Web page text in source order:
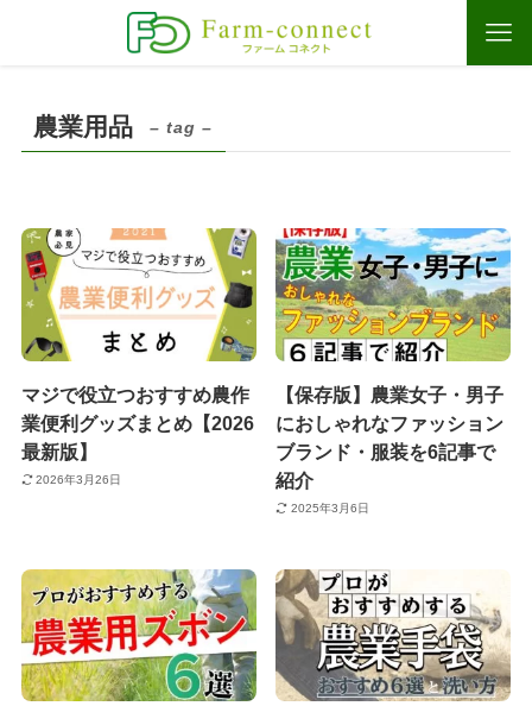
農業用品 – tag –
マジで役立つおすすめ農作
業便利グッズまとめ【2026
最新版】
2026年3月26日
【保存版】農業女子・男子
におしゃれなファッション
ブランド・服装を6記事で
紹介
2025年3月6日